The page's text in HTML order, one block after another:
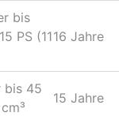
bis
PS (1116 Jahre
bis 45
15 Jahre